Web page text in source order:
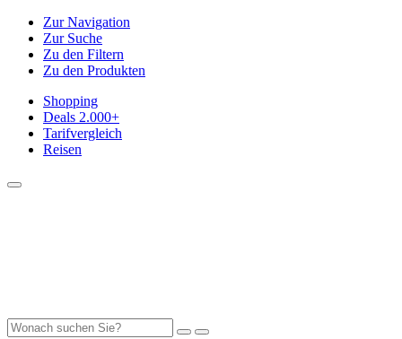
Zur Navigation
Zur Suche
Zu den Filtern
Zu den Produkten
Shopping
Deals 2.000+
Tarifvergleich
Reisen